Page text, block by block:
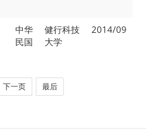
中华
民国
健行科技
大学
2014/09
下一页 最后